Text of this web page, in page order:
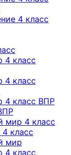
4 класс
класс
класс
класс ВПР
4 класс
класс
мир
класс